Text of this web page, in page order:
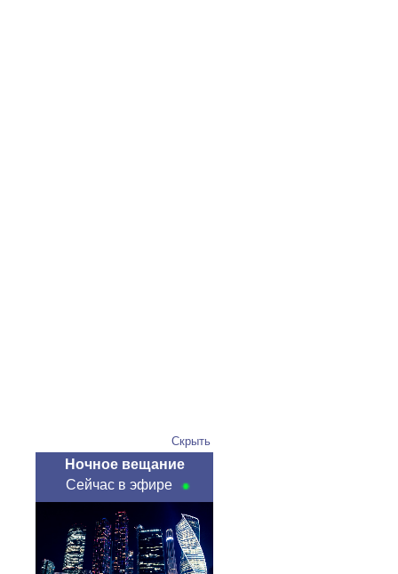
Скрыть
Ночное вещание
Сейчас в эфире